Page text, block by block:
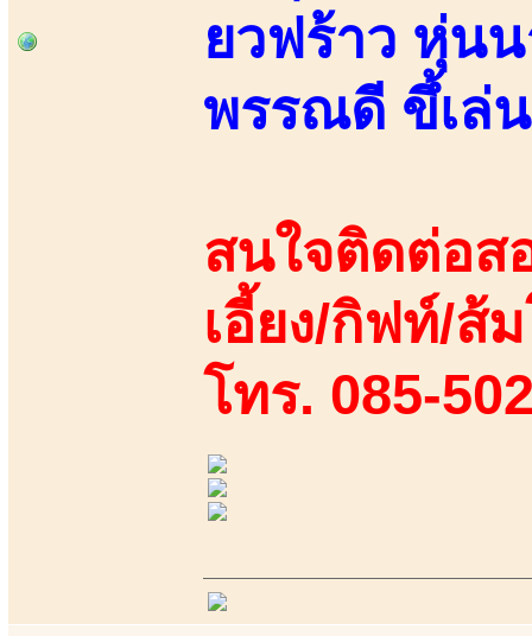
ยวฟร้าว หุ่น
พรรณดี ขึ้เล่น
สนใจติดต่อส
เอี้ยง/กิฟท์/ส้
โทร. 085-